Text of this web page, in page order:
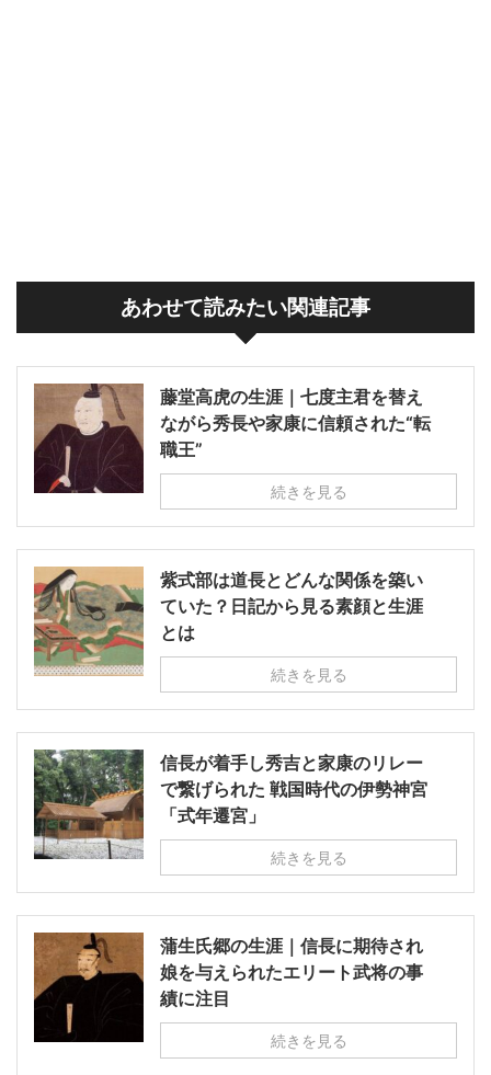
あわせて読みたい関連記事
藤堂高虎の生涯｜七度主君を替え
ながら秀長や家康に信頼された“転
職王”
続きを見る
紫式部は道長とどんな関係を築い
ていた？日記から見る素顔と生涯
とは
続きを見る
信長が着手し秀吉と家康のリレー
で繋げられた 戦国時代の伊勢神宮
「式年遷宮」
続きを見る
蒲生氏郷の生涯｜信長に期待され
娘を与えられたエリート武将の事
績に注目
続きを見る